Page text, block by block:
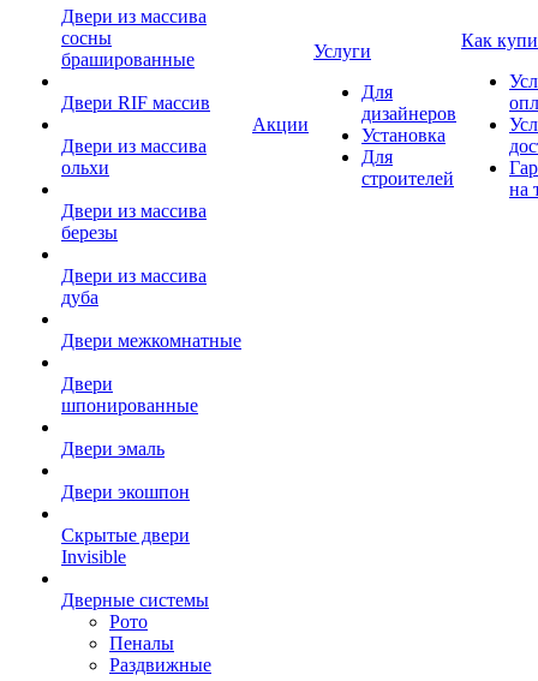
Двери из массива
сосны
брашированные
Двери RIF массив
Двери из массива
ольхи
Двери из массива
березы
Двери из массива
дуба
Двери межкомнатные
Двери
шпонированные
Двери эмаль
Двери экошпон
Скрытые двери
Invisible
Дверные системы
Рото
Пеналы
Раздвижные
Акции
Услуги
Для
дизайнеров
Установка
Для
строителей
Как
на